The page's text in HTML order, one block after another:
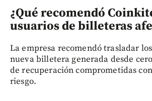
¿Qué recomendó
usuarios de billeteras
La empresa recomendó trasladar
nueva billetera generada desde
de recuperación comprometidas
riesgo.